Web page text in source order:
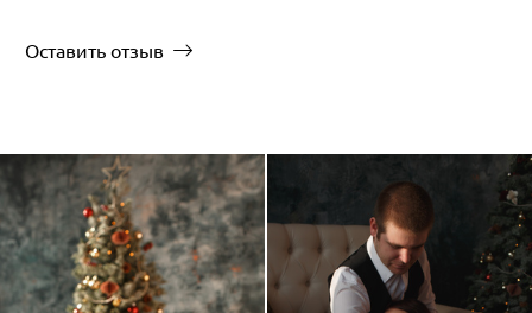
Оставить отзыв